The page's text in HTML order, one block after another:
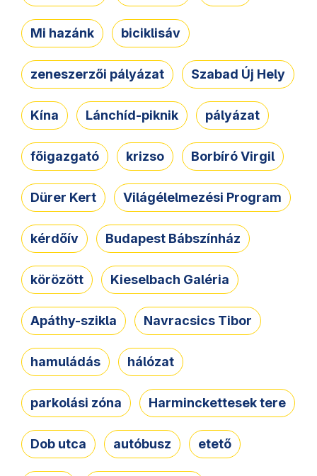
Mi hazánk biciklisáv
zeneszerzői pályázat Szabad Új Hely
Kína Lánchíd-piknik pályázat
főigazgató krizso Borbíró Virgil
Dürer Kert Világélelmezési Program
kérdőív Budapest Bábszínház
körözött Kieselbach Galéria
Apáthy-szikla Navracsics Tibor
hamuládás hálózat
parkolási zóna Harminckettesek tere
Dob utca autóbusz etető